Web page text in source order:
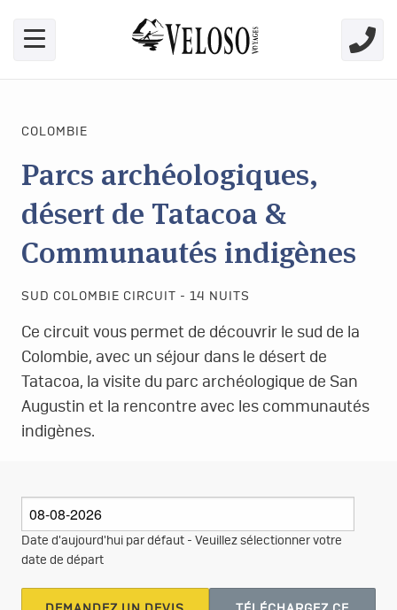
COLOMBIE
Parcs archéologiques,
désert de Tatacoa &
Communautés indigènes
SUD COLOMBIE CIRCUIT - 14 NUITS
Ce circuit vous permet de découvrir le sud de la
Colombie, avec un séjour dans le désert de
Tatacoa, la visite du parc archéologique de San
Augustin et la rencontre avec les communautés
indigènes.
Date d'aujourd'hui par défaut - Veuillez sélectionner votre
date de départ